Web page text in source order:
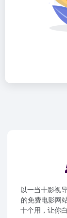
以一当十影视
的免费电影网
十个用，让你